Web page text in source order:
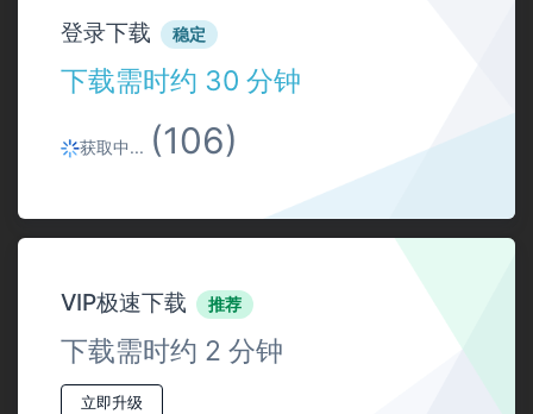
登录下载 稳定
下载需时约 30 分钟
获取中... (106)
VIP极速下载 推荐
下载需时约 2 分钟
立即升级